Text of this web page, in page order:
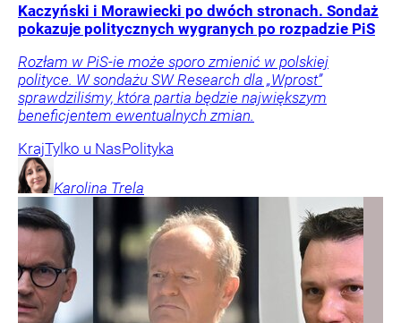
Kaczyński i Morawiecki po dwóch stronach. Sondaż
pokazuje politycznych wygranych po rozpadzie PiS
Rozłam w PiS-ie może sporo zmienić w polskiej
polityce. W sondażu SW Research dla „Wprost”
sprawdziliśmy, która partia będzie największym
beneficjentem ewentualnych zmian.
KrajTylko u NasPolityka
Karolina Trela